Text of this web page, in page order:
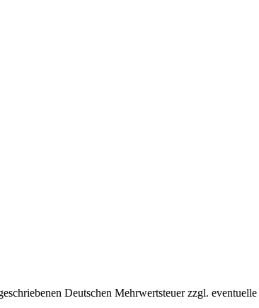
Deutschen Mehrwertsteuer zzgl. eventuelle